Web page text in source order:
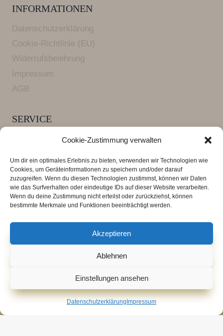
Cookie-Zustimmung verwalten
Um dir ein optimales Erlebnis zu bieten, verwenden wir Technologien wie
Cookies, um Geräteinformationen zu speichern und/oder darauf
zuzugreifen. Wenn du diesen Technologien zustimmst, können wir Daten
wie das Surfverhalten oder eindeutige IDs auf dieser Website verarbeiten.
Wenn du deine Zustimmung nicht erteilst oder zurückziehst, können
bestimmte Merkmale und Funktionen beeinträchtigt werden.
Akzeptieren
Ablehnen
Einstellungen ansehen
Datenschutzerklärung Impressum
INFORMATIONEN
Datenschutzerklärung
Cookie-Richtlinie (EU)
Widerrufsbelehrung
Impressum
AGB
SERVICE
Versandkosten und Lieferzeiten
Zahlungsarten
*** Alle Preise verstehen sich inklusive der
Versandkosten
Lieferzeit 3 - 4 Tage
© 2006 - 2026 Seraphin-Art